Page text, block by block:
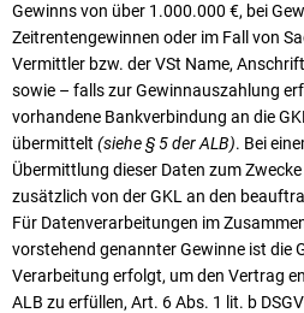
Gewinns von über 1.000.000 €, bei
Zeitrentengewinnen oder im Fall von
Vermittler bzw. der VSt Name,
sowie – falls zur Gewinnauszahlung
vorhandene Bankverbindung an die
übermittelt (siehe § 5 der ALB). Bei
Übermittlung dieser Daten zum
zusätzlich von der GKL an den
Für Datenverarbeitungen im
vorstehend genannter Gewinne ist die
Verarbeitung erfolgt, um den Vertrag
ALB zu erfüllen, Art. 6 Abs. 1 lit. b